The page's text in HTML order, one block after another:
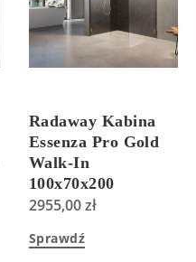
Radaway Kabina
Essenza Pro Gold
Walk-In
100x70x200
Przejrzyste
2955,00zł
Sprawdź